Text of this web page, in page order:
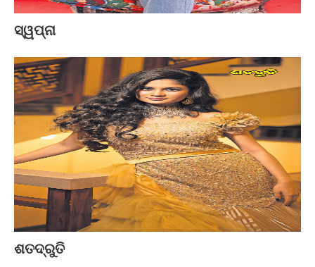
ସ୍ୱପ୍ନା
ଶତଦ୍ରୁତି